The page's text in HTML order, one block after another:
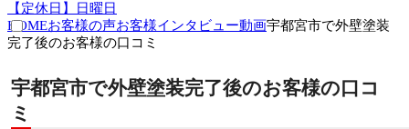
【定休日】日曜日
HOMEお客様の声お客様インタビュー動画宇都宮市で外壁塗装
完了後のお客様の口コミ
宇都宮市で外壁塗装完了後のお客様の口コ
ミ